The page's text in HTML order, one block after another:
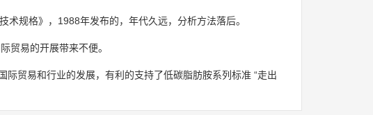
规格》，1988年发布的，年代久远，分析方法落后。
贸易的开展带来不便。
贸易和行业的发展，有利的支持了低碳脂肪胺系列标准 “走出